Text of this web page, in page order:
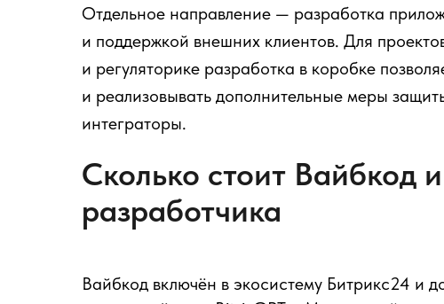
Отдельное направление — разработка
и поддержкой внешних клиентов. Для
и регуляторике разработка в коробке
и реализовывать дополнительные меры
интеграторы.
Сколько стоит Вайбкод
разработчика
Вайбкод включён в экосистему Битрикс24 и